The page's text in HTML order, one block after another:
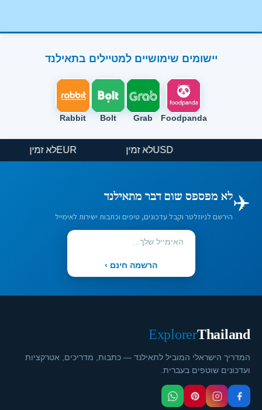
יישומים שימושיים למטיילים בתאילנד
Foodpanda
Grab
Bolt
Rabbit
USDלא זמין EURלא זמין
✈️לא מפספס שום דבר מתאילנד
הירשם לניוזלטר וקבל עדכונים, טיפים וכתבות ישירות לאימייל
הרשמה חינם ›
Thailand
Explorer
המדריך הישראלי המוביל לתאילנד — כתבות, מדריכים, אטרקציות
ועדכונים שוטפים בעברית.